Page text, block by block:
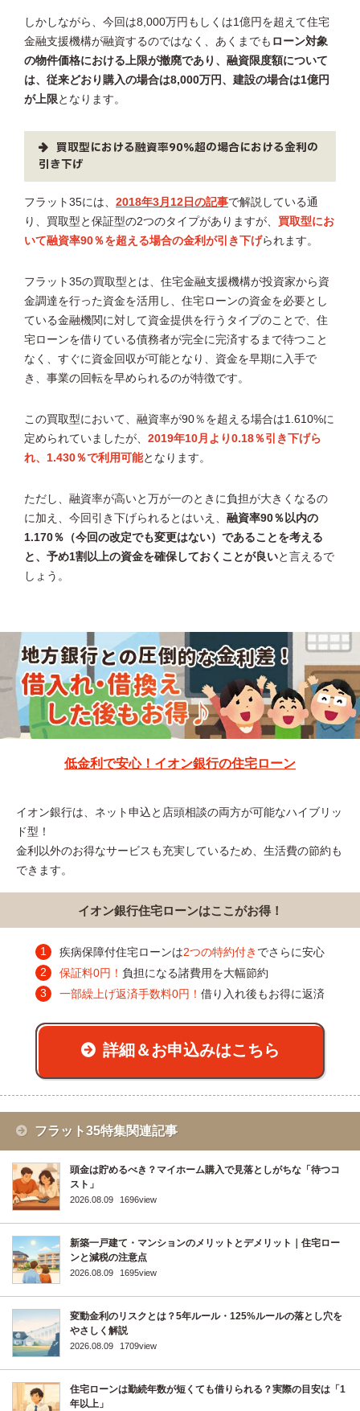
しかしながら、今回は8,000万円もしくは1億円を超えて住宅
金融支援機構が融資するのではなく、あくまでも ローン対象
の物件価格における上限が撤廃であり、融資限度額について
は、従来どおり購入の場合は8,000万円、建設の場合は1億円
が上限となります。
買取型における融資率90％超の場合における金利の
引き下げ
フラット35には、 2018年3月12日の記事で解説している通
り、買取型と保証型の2つのタイプがありますが、 買取型にお
いて融資率90％を超える場合の金利が引き下げられます。
フラット35の買取型とは、住宅金融支援機構が投資家から資
金調達を行った資金を活用し、住宅ローンの資金を必要とし
ている金融機関に対して資金提供を行うタイプのことで、住
宅ローンを借りている債務者が完全に完済するまで待つこと
なく、すぐに資金回収が可能となり、資金を早期に入手で
き、事業の回転を早められるのが特徴です。
この買取型において、融資率が90％を超える場合は1.610%に
定められていましたが、 2019年10月より0.18％引き下げら
れ、1.430％で利用可能となります。
ただし、融資率が高いと万が一のときに負担が大きくなるの
に加え、今回引き下げられるとはいえ、 融資率90％以内の
1.170％（今回の改定でも変更はない）であることを考える
と、予め1割以上の資金を確保しておくことが良いと言えるで
しょう。
低金利で安心！イオン銀行の住宅ローン
イオン銀行は、ネット申込と店頭相談の両方が可能なハイブリッ
ド型！
金利以外のお得なサービスも充実しているため、生活費の節約も
できます。
イオン銀行住宅ローンはここがお得！
疾病保障付住宅ローンは2つの特約付き でさらに安心
保証料0円！ 負担になる諸費用を大幅節約
一部繰上げ返済手数料0円！ 借り入れ後もお得に返済
詳細＆お申込みはこちら
フラット35特集関連記事
頭金は貯めるべき？マイホーム購入で見落としがちな「待つコ
スト」
2026.08.09 1696view
新築一戸建て・マンションのメリットとデメリット｜住宅ロー
ンと減税の注意点
2026.08.09 1695view
変動金利のリスクとは？5年ルール・125%ルールの落とし穴を
やさしく解説
2026.08.09 1709view
住宅ローンは勤続年数が短くても借りられる？実際の目安は「1
年以上」